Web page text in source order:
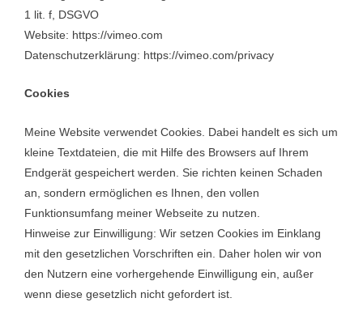
1 lit. f, DSGVO
Website: https://vimeo.com
Datenschutzerklärung: https://vimeo.com/privacy
Cookies
Meine Website verwendet Cookies. Dabei handelt es sich um
kleine Textdateien, die mit Hilfe des Browsers auf Ihrem
Endgerät gespeichert werden. Sie richten keinen Schaden
an, sondern ermöglichen es Ihnen, den vollen
Funktionsumfang meiner Webseite zu nutzen.
Hinweise zur Einwilligung: Wir setzen Cookies im Einklang
mit den gesetzlichen Vorschriften ein. Daher holen wir von
den Nutzern eine vorhergehende Einwilligung ein, außer
wenn diese gesetzlich nicht gefordert ist.